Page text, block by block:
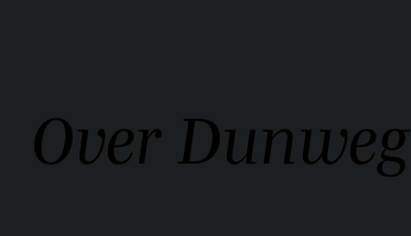
Over Dunweg